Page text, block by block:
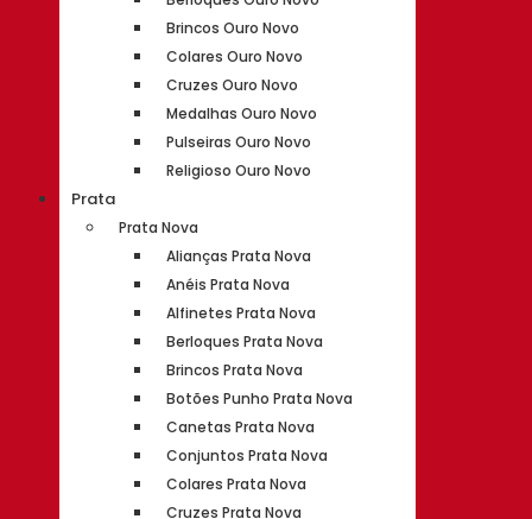
Brincos Ouro Novo
Colares Ouro Novo
Cruzes Ouro Novo
Medalhas Ouro Novo
Pulseiras Ouro Novo
Religioso Ouro Novo
Prata
Prata Nova
Alianças Prata Nova
Anéis Prata Nova
Alfinetes Prata Nova
Berloques Prata Nova
Brincos Prata Nova
Botões Punho Prata Nova
Canetas Prata Nova
Conjuntos Prata Nova
Colares Prata Nova
Cruzes Prata Nova